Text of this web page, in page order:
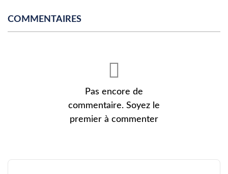
COMMENTAIRES
Pas encore de
commentaire. Soyez le
premier à commenter